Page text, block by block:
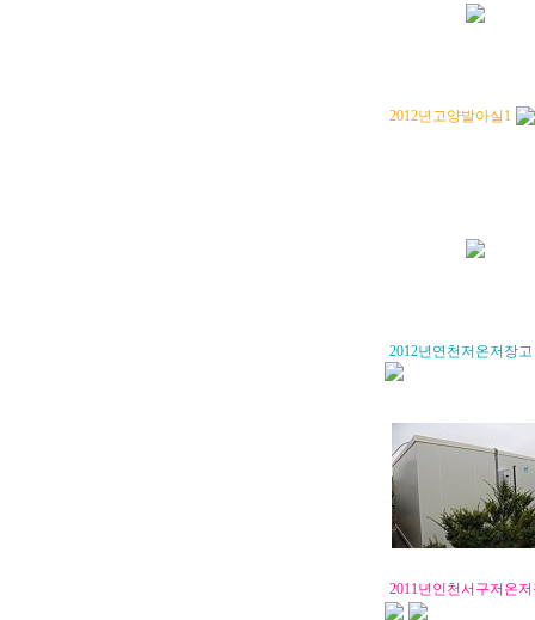
2012년고양발아실1
2012년연천저온저장고
2011년인천서구저온